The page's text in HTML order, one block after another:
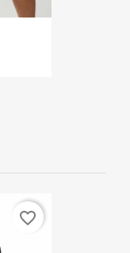
favorite_border